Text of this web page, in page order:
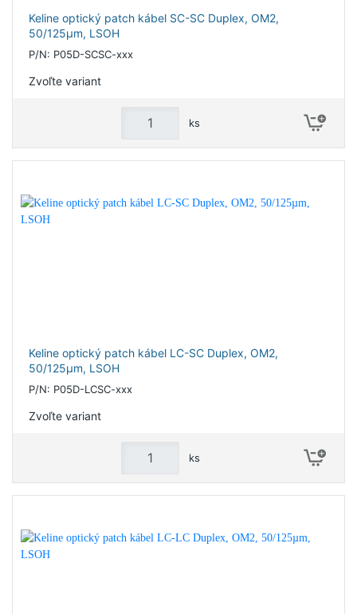
Keline optický patch kábel SC-SC Duplex, OM2,
50/125µm, LSOH
P/N: P05D-SCSC-xxx
Zvoľte variant
ks
Keline optický patch kábel LC-SC Duplex, OM2,
50/125µm, LSOH
P/N: P05D-LCSC-xxx
Zvoľte variant
ks